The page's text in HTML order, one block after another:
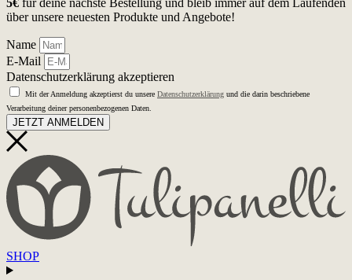
5€ für deine nächste Bestellung und bleib immer auf dem Laufenden
über unsere neuesten Produkte und Angebote!
Name
E-Mail
Datenschutzerklärung akzeptieren
Mit der Anmeldung akzeptierst du unsere Datenschutzerklärung und die darin beschriebene
Verarbeitung deiner personenbezogenen Daten.
JETZT ANMELDEN
SHOP